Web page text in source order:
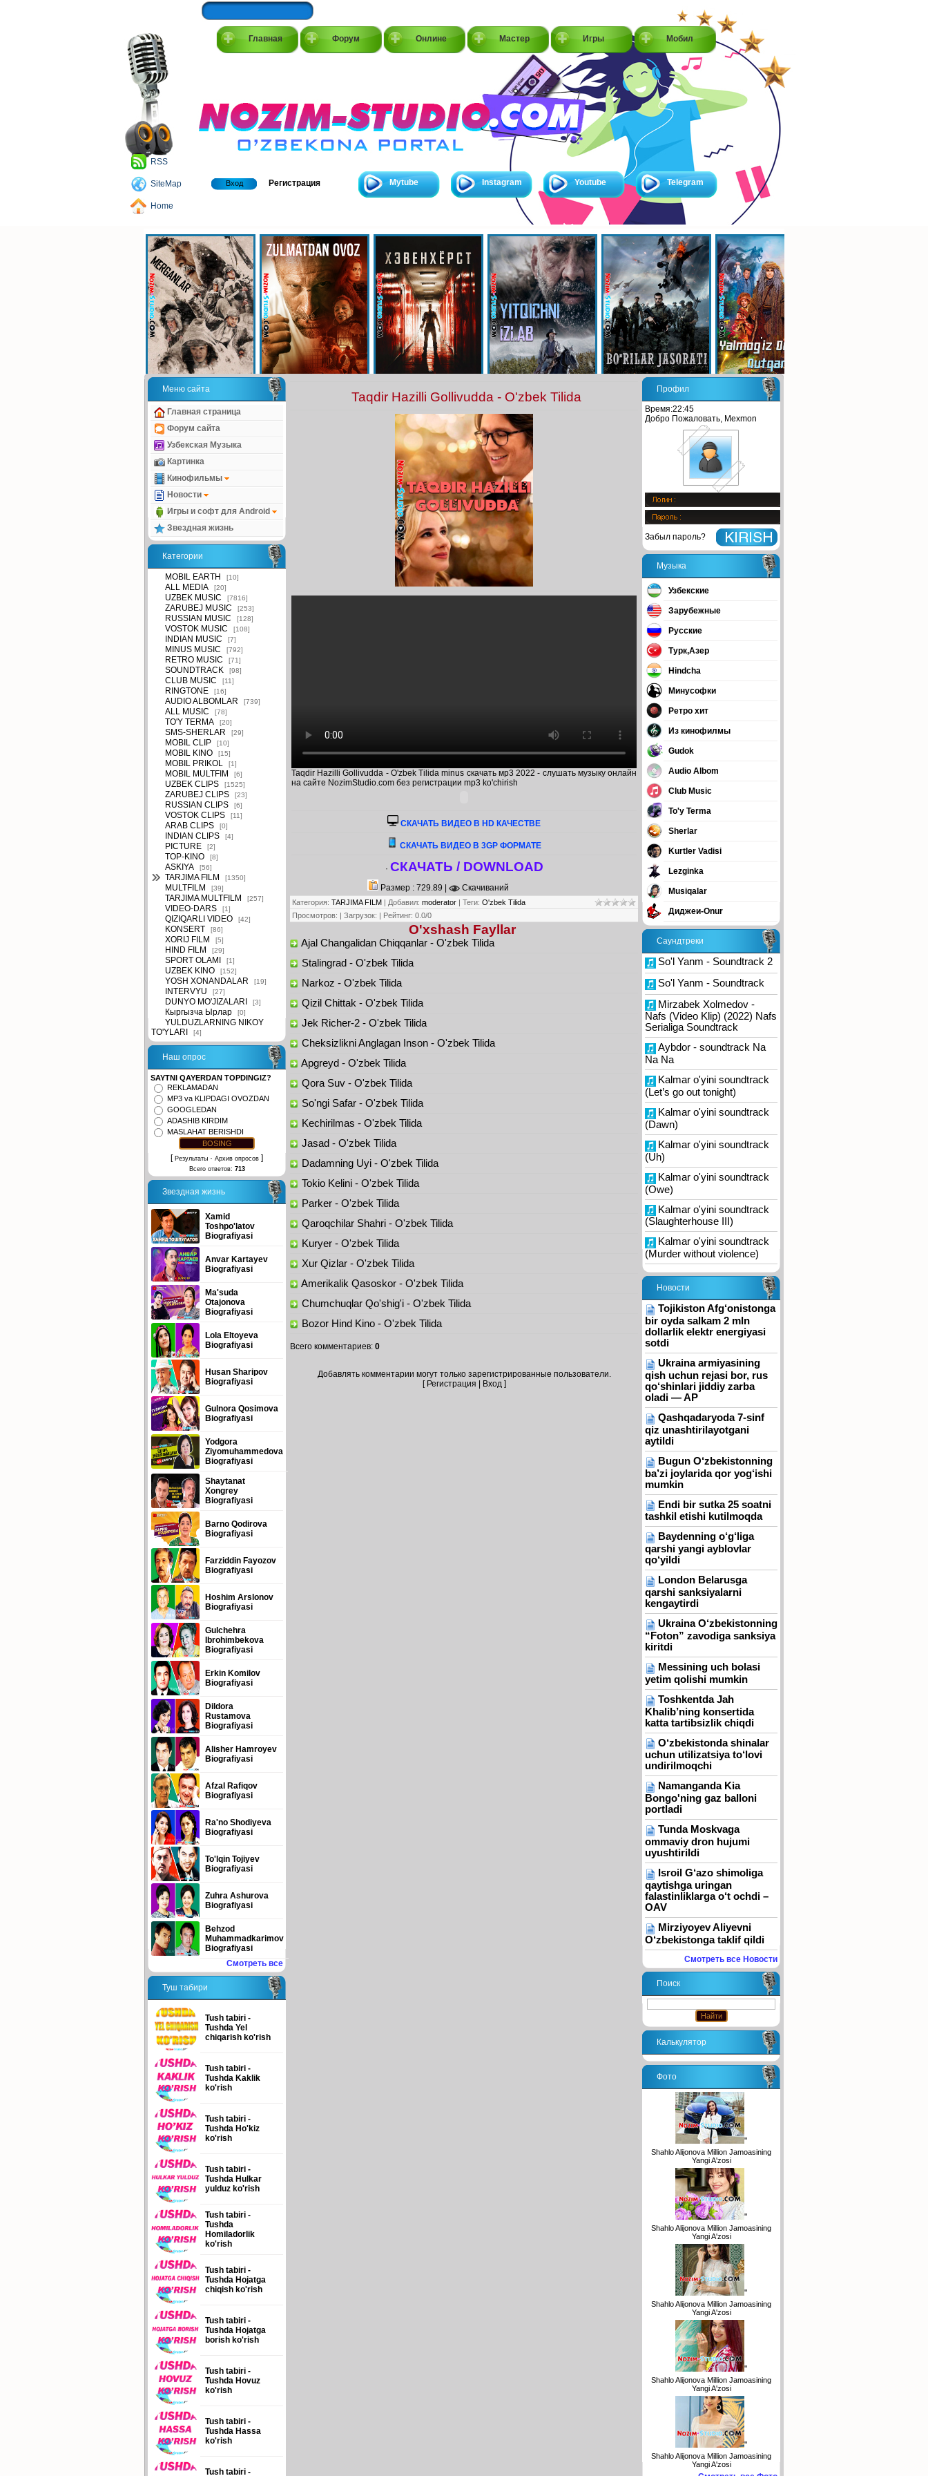
Главная Форум Онлине Мастер Игры Мобил
RSS
SiteMap
Home
Вход Регистрация Mytube Instagram Youtube Telegram
Меню сайта
Главная страница
Форум сайта
Узбекская Музыка
Картинка
Кинофильмы
Новости
Игры и софт для Android
Звездная жизнь
Категории
MOBIL EARTH [10]
ALL MEDIA [20]
UZBEK MUSIC [7816]
ZARUBEJ MUSIC [253]
RUSSIAN MUSIC [128]
VOSTOK MUSIC [108]
INDIAN MUSIC [7]
MINUS MUSIC [792]
RETRO MUSIC [71]
SOUNDTRACK [98]
CLUB MUSIC [11]
RINGTONE [16]
AUDIO ALBOMLAR [739]
ALL MUSIC [78]
TO'Y TERMA [20]
SMS-SHERLAR [29]
MOBIL CLIP [10]
MOBIL KINO [15]
MOBIL PRIKOL [1]
MOBIL MULTFIM [6]
UZBEK CLIPS [1525]
ZARUBEJ CLIPS [23]
RUSSIAN CLIPS [6]
VOSTOK CLIPS [11]
ARAB CLIPS [0]
INDIAN CLIPS [4]
PICTURE [2]
TOP-KINO [8]
ASKIYA [56]
TARJIMA FILM [1350]
MULTFILM [39]
TARJIMA MULTFILM [257]
VIDEO-DARS [1]
QIZIQARLI VIDEO [42]
KONSERT [86]
XORIJ FILM [5]
HIND FILM [29]
SPORT OLAMI [1]
UZBEK KINO [152]
YOSH XONANDALAR [19]
INTERVYU [27]
DUNYO MO'JIZALARI [3]
Кыргызча Ырлар [0]
YULDUZLARNING NIKOY
TO'YLARI
[4]
Наш опрос
SAYTNI QAYERDAN TOPDINGIZ?
REKLAMADAN
MP3 va KLIPDAGI OVOZDAN
GOOGLEDAN
ADASHIB KIRDIM
MASLAHAT BERISHDI
[ Результаты · Архив опросов ]
Всего ответов: 713
Звездная жизнь
Xamid
Toshpo'latov
Biografiyasi
Anvar Kartayev
Biografiyasi
Ma'suda
Otajonova
Biografiyasi
Lola Eltoyeva
Biografiyasi
Husan Sharipov
Biografiyasi
Gulnora Qosimova
Biografiyasi
Yodgora
Ziyomuhammedova
Biografiyasi
Shaytanat
Xongrey
Biografiyasi
Barno Qodirova
Biografiyasi
Farziddin Fayozov
Biografiyasi
Hoshim Arslonov
Biografiyasi
Gulchehra
Ibrohimbekova
Biografiyasi
Erkin Komilov
Biografiyasi
Dildora
Rustamova
Biografiyasi
Alisher Hamroyev
Biografiyasi
Afzal Rafiqov
Biografiyasi
Ra'no Shodiyeva
Biografiyasi
To'lqin Tojiyev
Biografiyasi
Zuhra Ashurova
Biografiyasi
Behzod
Muhammadkarimov
Biografiyasi
Смотреть все
Туш табири
Tush tabiri -
Tushda Yel
chiqarish ko'rish
Tush tabiri -
Tushda Kaklik
ko'rish
Tush tabiri -
Tushda Ho'kiz
ko'rish
Tush tabiri -
Tushda Hulkar
yulduz ko'rish
Tush tabiri -
Tushda
Homiladorlik
ko'rish
Tush tabiri -
Tushda Hojatga
chiqish ko'rish
Tush tabiri -
Tushda Hojatga
borish ko'rish
Tush tabiri -
Tushda Hovuz
ko'rish
Tush tabiri -
Tushda Hassa
ko'rish
Tush tabiri -
Taqdir Hazilli Gollivudda - O'zbek Tilida
Taqdir Hazilli Gollivudda - O'zbek Tilida minus скачать мр3 2022 - слушать музыку онлайн
на сайте NozimStudio.com без регистрации mp3 ko'chirish
CКАЧАТЬ ВИДЕО В HD КАЧЕСТВЕ
СКАЧАТЬ ВИДЕО В 3GP ФОРМАТЕ
· СКАЧАТЬ / DOWNLOAD
Размер : 729.89 | Скачиваний
Категория: TARJIMA FILM | Добавил: moderator | Теги: O'zbek Tilida
Просмотров: | Загрузок: | Рейтинг: 0.0/0
O'xshash Fayllar
Ajal Changalidan Chiqqanlar - O'zbek Tilida
Stalingrad - O'zbek Tilida
Narkoz - O'zbek Tilida
Qizil Chittak - O'zbek Tilida
Jek Richer-2 - O'zbek Tilida
Cheksizlikni Anglagan Inson - O'zbek Tilida
Apgreyd - O'zbek Tilida
Qora Suv - O'zbek Tilida
So'ngi Safar - O'zbek Tilida
Kechirilmas - O'zbek Tilida
Jasad - O'zbek Tilida
Dadamning Uyi - O'zbek Tilida
Tokio Kelini - O'zbek Tilida
Parker - O'zbek Tilida
Qaroqchilar Shahri - O'zbek Tilida
Kuryer - O'zbek Tilida
Xur Qizlar - O'zbek Tilida
Amerikalik Qasoskor - O'zbek Tilida
Chumchuqlar Qo'shig'i - O'zbek Tilida
Bozor Hind Kino - O'zbek Tilida
Всего комментариев: 0
Добавлять комментарии могут только зарегистрированные пользователи.
[ Регистрация Вход]
Профил
Время:22:45
Добро Пожаловать, Mexmon
Забыл пароль?
Музыка
Узбекские
Зарубежные
Русские
Турк,Азер
Hindcha
Минусофки
Ретро хит
Из кинофилмы
Gudok
Audio Albom
Club Music
To'y Terma
Sherlar
Kurtler Vadisi
Lezginka
Musiqalar
Диджеи-Onur
Саундтреки
So'l Yanm - Soundtrack 2
So'l Yanm - Soundtrack
Mirzabek Xolmedov -
Nafs (Video Klip) (2022) Nafs
Serialiga Soundtrack
Aybdor - soundtrack Na
Na Na
Kalmar o'yini soundtrack
(Let’s go out tonight)
Kalmar o'yini soundtrack
(Dawn)
Kalmar o'yini soundtrack
(Uh)
Kalmar o'yini soundtrack
(Owe)
Kalmar o'yini soundtrack
(Slaughterhouse III)
Kalmar o'yini soundtrack
(Murder without violence)
Новости
Tojikiston Afg‘onistonga
bir oyda salkam 2 mln
dollarlik elektr energiyasi
sotdi
Ukraina armiyasining
qish uchun rejasi bor, rus
qo‘shinlari jiddiy zarba
oladi — AP
Qashqadaryoda 7-sinf
qiz unashtirilayotgani
aytildi
Bugun O‘zbekistonning
ba’zi joylarida qor yog‘ishi
mumkin
Endi bir sutka 25 soatni
tashkil etishi kutilmoqda
Baydenning o‘g‘liga
qarshi yangi ayblovlar
qo‘yildi
London Belarusga
qarshi sanksiyalarni
kengaytirdi
Ukraina O‘zbekistonning
“Foton” zavodiga sanksiya
kiritdi
Messining uch bolasi
yetim qolishi mumkin
Toshkentda Jah
Khalib’ning konsertida
katta tartibsizlik chiqdi
O‘zbekistonda shinalar
uchun utilizatsiya to‘lovi
undirilmoqchi
Namanganda Kia
Bongo'ning gaz balloni
portladi
Tunda Moskvaga
ommaviy dron hujumi
uyushtirildi
Isroil G‘azo shimoliga
qaytishga uringan
falastinliklarga o‘t ochdi –
OAV
Mirziyoyev Aliyevni
O‘zbekistonga taklif qildi
Смотреть все Новости
Поиск
Калькулятор
Фото
"
Shahlo Alijonova Million Jamoasining
Yangi A'zosi
"
Shahlo Alijonova Million Jamoasining
Yangi A'zosi
"
Shahlo Alijonova Million Jamoasining
Yangi A'zosi
"
Shahlo Alijonova Million Jamoasining
Yangi A'zosi
"
Shahlo Alijonova Million Jamoasining
Yangi A'zosi